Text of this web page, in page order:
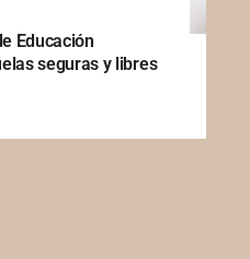
Educación
seguras y libres